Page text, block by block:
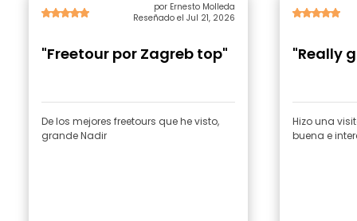
por Ernesto Molleda
Reseñado el Jul 21, 2026
"Freetour por Zagreb top"
De los mejores freetours que he visto,
grande Nadir
"Really
Hizo una
buena e